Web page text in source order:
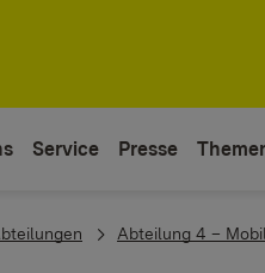
Service Presse
Abteilung 4 –